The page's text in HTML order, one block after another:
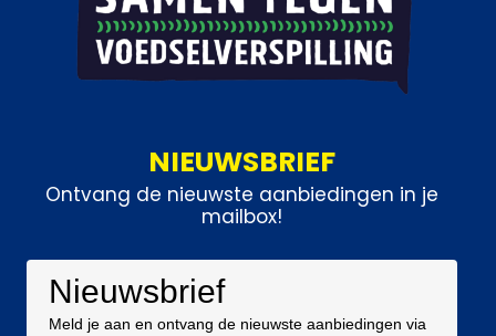
NIEUWSBRIEF
Ontvang de nieuwste aanbiedingen in je
mailbox!
Nieuwsbrief
Meld je aan en ontvang de nieuwste aanbiedingen via